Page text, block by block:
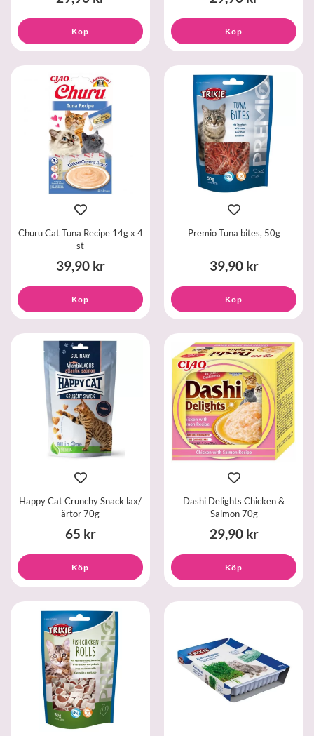
Köp Köp
Churu Cat Tuna Recipe 14g x 4
st
39,90 kr
Köp
Premio Tuna bites, 50g
39,90 kr
Köp
Happy Cat Crunchy Snack lax/
ärtor 70g
65 kr
Köp
Dashi Delights Chicken &
Salmon 70g
29,90 kr
Köp